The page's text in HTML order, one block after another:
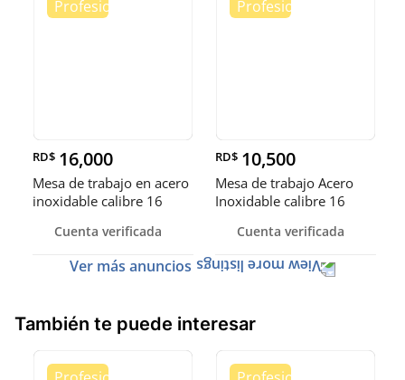
RD$ 16,000
Mesa de trabajo en acero
inoxidable calibre 16
Cuenta verificada
RD$ 10,500
Mesa de trabajo Acero
Inoxidable calibre 16
Cuenta verificada
Ver más anuncios
También te puede interesar